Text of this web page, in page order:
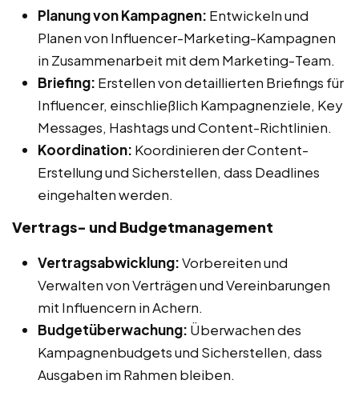
Planung von Kampagnen: Entwickeln und
Planen von Influencer-Marketing-Kampagnen
in Zusammenarbeit mit dem Marketing-Team.
Briefing: Erstellen von detaillierten Briefings für
Influencer, einschließlich Kampagnenziele, Key
Messages, Hashtags und Content-Richtlinien.
Koordination: Koordinieren der Content-
Erstellung und Sicherstellen, dass Deadlines
eingehalten werden.
Vertrags- und Budgetmanagement
Vertragsabwicklung:Vorbereiten und
Verwalten von Verträgen und Vereinbarungen
mit Influencern in Achern.
Budgetüberwachung: Überwachen des
Kampagnenbudgets und Sicherstellen, dass
Ausgaben im Rahmen bleiben.